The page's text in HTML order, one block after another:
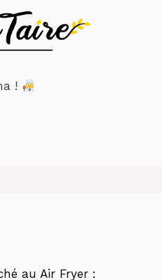
!
au Air Fryer :